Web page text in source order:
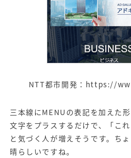
NTT都市開発： https://
三本線にMENUの表記を加えた
文字をプラスするだけで、「これ
と気づく人が増えそうです。ち
晴らしいですね。